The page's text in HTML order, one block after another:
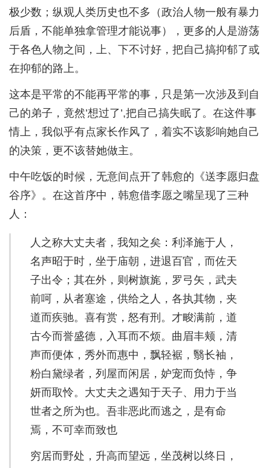
极少数；纵观人类历史也不多（政治人物一般有暴力
后盾，不能单独拿管理才能说事），更多的人是游荡
于各色人物之间，上、下不讨好，把自己搞抑郁了或
在抑郁的路上。
这本是平常的不能再平常的事，只是第一次涉及到自
己的弟子，竟然’想过了’,把自己搞失眠了。在这件事
情上，我似乎有点家长作风了，着实不该影响她自己
的决策，更不该替她做主。
中午吃饭的时候，无意间点开了韩愈的《送李愿归盘
谷序》。在这首序中，韩愈借李愿之嘴呈现了三种
人：
人之称大丈夫者，我知之矣：利泽施于人，
名声昭于时，坐于庙朝，进退百官，而佐天
子出令；其在外，则树旗旄，罗弓矢，武夫
前呵，从者塞途，供给之人，各执其物，夹
道而疾驰。喜有赏，怒有刑。才畯满前，道
古今而誉盛德，入耳而不烦。曲眉丰颊，清
声而便体，秀外而惠中，飘轻裾，翳长袖，
粉白黛绿者，列屋而闲居，妒宠而负恃，争
妍而取怜。大丈夫之遇知于天子、用力于当
世者之所为也。吾非恶此而逃之，是有命
焉，不可幸而致也
穷居而野处，升高而望远，坐茂树以终日，